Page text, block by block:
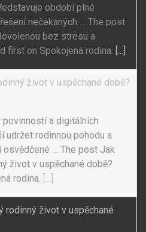
období plné
nečekaných … The post
bez stresu a
first on Spokojená rodina. [...]
život v uspěchané době?
a digitálních
udržet rodinnou pohodu a
osvědčené … The post Jak
život v uspěchané době?
rodina. [...]
rodinný život v uspěchané